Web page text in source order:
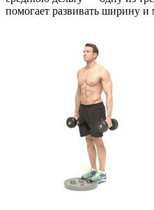
помогает развивать ширину и